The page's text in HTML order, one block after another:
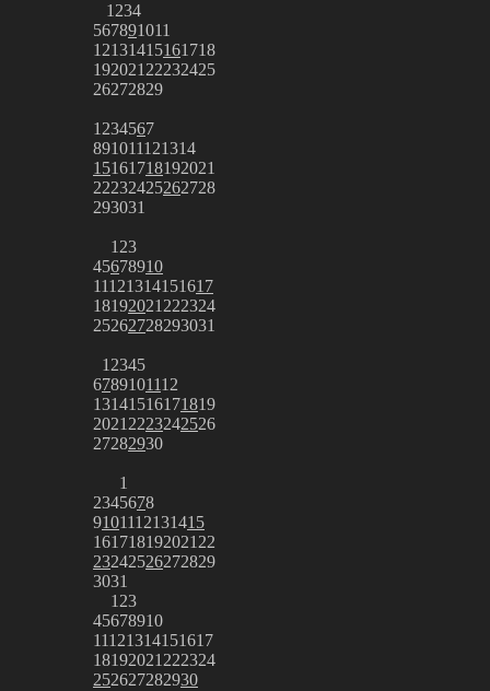
1234
567891011
12131415161718
19202122232425
26272829
1234567
891011121314
15161718192021
22232425262728
293031
123
45678910
11121314151617
18192021222324
25262728293031
12345
6789101112
13141516171819
20212223242526
27282930
1
2345678
9101112131415
16171819202122
23242526272829
3031
123
45678910
11121314151617
18192021222324
252627282930